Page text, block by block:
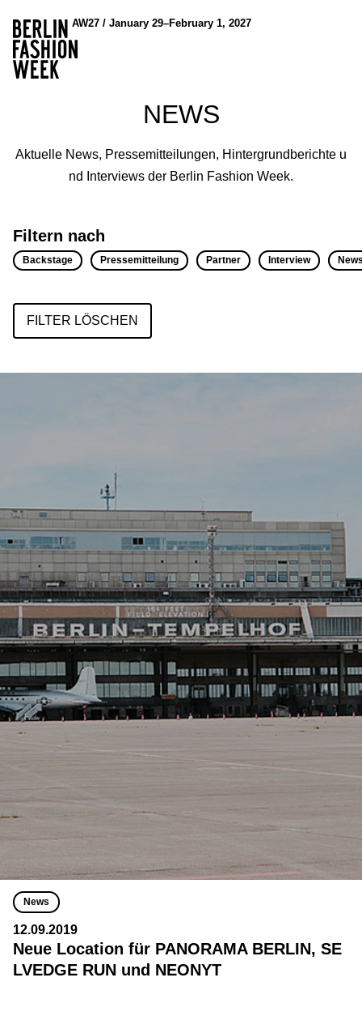
AW27 / January 29–February 1, 2027
NEWS
Aktuelle News, Pressemitteilungen, Hintergrundberichte u
nd Interviews der Berlin Fashion Week.
Filtern nach
Backstage Pressemitteilung Partner Interview
FILTER LÖSCHEN
News
12.09.2019
Neue Location für PANORAMA BERLIN, SE
LVEDGE RUN und NEONYT